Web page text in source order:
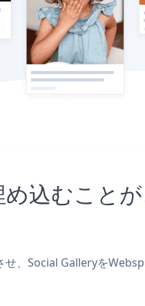
むことが
、Social Galleryを